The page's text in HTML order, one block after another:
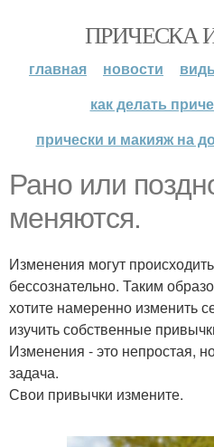
ПРИЧЕСКА
главная новости
как делать
прически и макияж на
Рано или
меняются.
Изменения могут
бессознательно. Таким
хотите намеренно изменить
изучить собственные
Изменения - это непростая,
задача.
Свои привычки измените.